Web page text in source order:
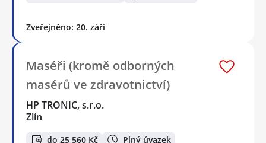
Zveřejněno: 20. září
Maséři (kromě odborných
masérů ve zdravotnictví)
HP TRONIC, s.r.o.
Zlín
do 25 560 Kč
Plný úvazek